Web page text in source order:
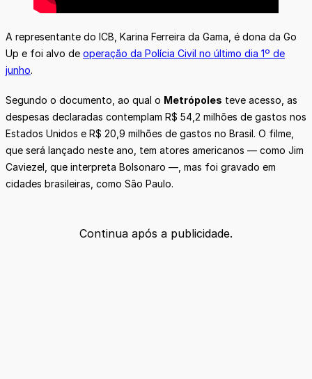
A representante do ICB, Karina Ferreira da Gama, é dona da Go
Up e foi alvo de operação da Polícia Civil no último dia 1º de
junho.
Segundo o documento, ao qual o Metrópoles teve acesso, as
despesas declaradas contemplam R$ 54,2 milhões de gastos nos
Estados Unidos e R$ 20,9 milhões de gastos no Brasil. O filme,
que será lançado neste ano, tem atores americanos — como Jim
Caviezel, que interpreta Bolsonaro —, mas foi gravado em
cidades brasileiras, como São Paulo.
Continua após a publicidade.